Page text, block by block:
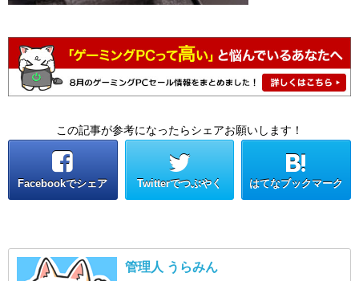
この記事が参考になったらシェアお願いします！
Facebookでシェア Twitterでつぶやく はてなブックマーク
管理人 うらみん